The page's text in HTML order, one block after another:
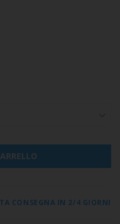
CONSEGNA IN 2/4 GIORNI